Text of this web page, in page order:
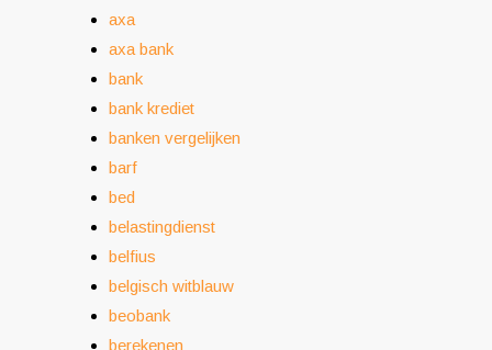
axa
axa bank
bank
bank krediet
banken vergelijken
barf
bed
belastingdienst
belfius
belgisch witblauw
beobank
berekenen